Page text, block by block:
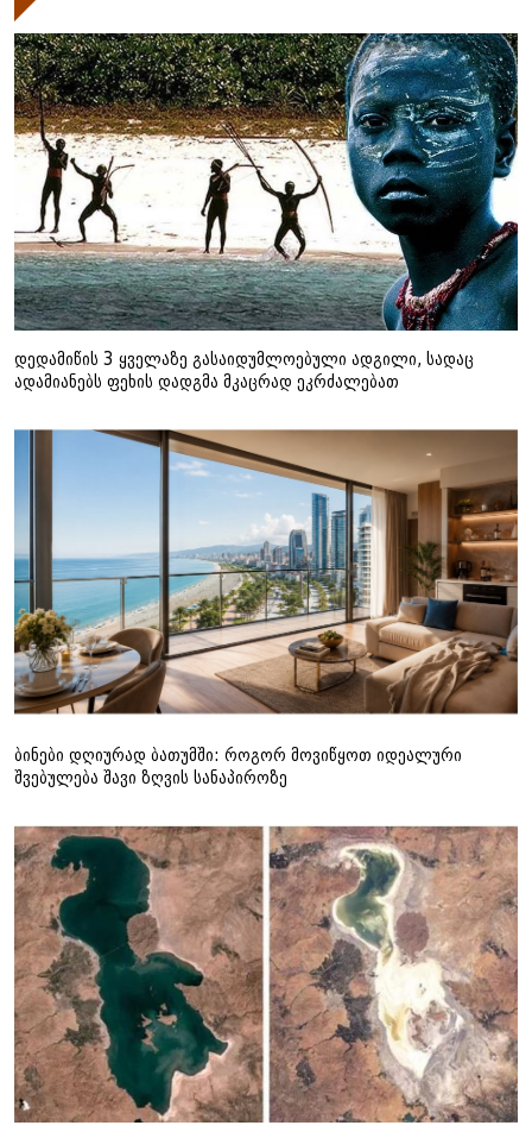
დედამიწის 3 ყველაზე გასაიდუმლოებული ადგილი, სადაც
ადამიანებს ფეხის დადგმა მკაცრად ეკრძალებათ
ბინები დღიურად ბათუმში: როგორ მოვიწყოთ იდეალური
შვებულება შავი ზღვის სანაპიროზე